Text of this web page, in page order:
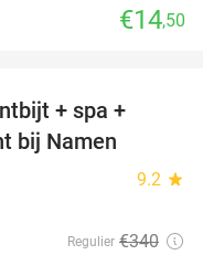
€14,50
+ spa +
bij Namen
9.2 star
Regulier €340